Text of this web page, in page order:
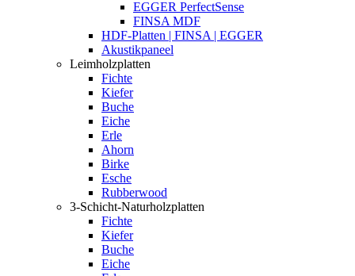
EGGER PerfectSense
FINSA MDF
HDF-Platten | FINSA | EGGER
Akustikpaneel
Leimholzplatten
Fichte
Kiefer
Buche
Eiche
Erle
Ahorn
Birke
Esche
Rubberwood
3-Schicht-Naturholzplatten
Fichte
Kiefer
Buche
Eiche